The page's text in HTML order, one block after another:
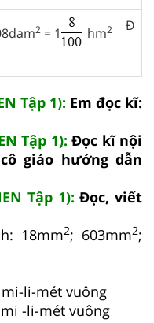
2 = 1 hm2 Đ
Tập 1): Em đọc kĩ:
Tập 1):Đọc kĩ nội
giáo hướng dẫn
Tập 1):Đọc, viết
18mm2; 603mm2;
li-mét vuông
-li-mét vuông